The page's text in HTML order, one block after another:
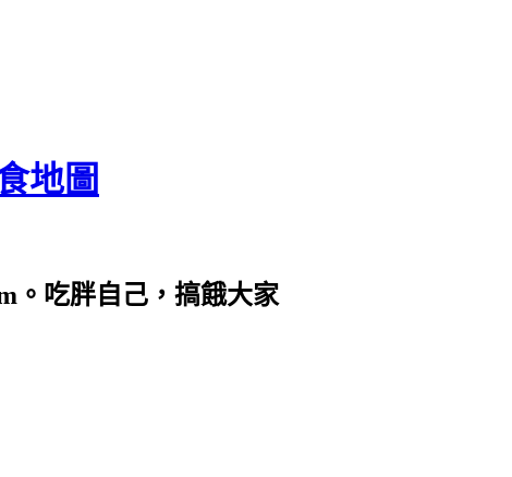
地圖
。吃胖自己，搞餓大家